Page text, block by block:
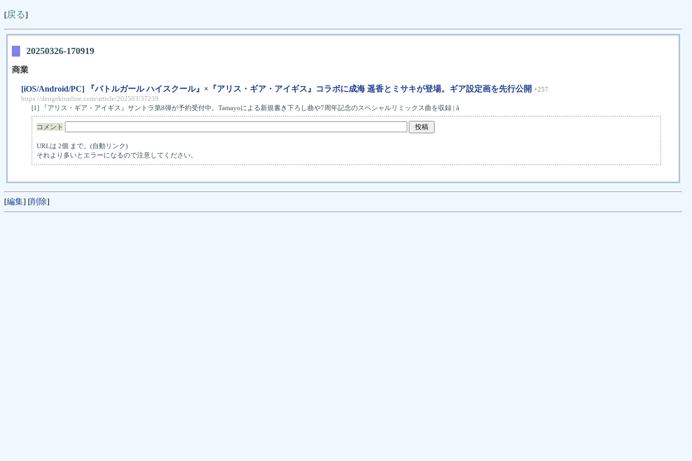
[戻る]
20250326-170919
商業
[iOS/Android/PC] 『バトルガール ハイスクール』×『アリス・ギア・アイギス』コラボに成海 遥香とミサキが登場。ギア設定画を先行公開 +257
https://dengekionline.com/article/202503/37239
[1] 『アリス・ギア・アイギス』サントラ第8弾が予約受付中。Tamayoによる新規書き下ろし曲や7周年記念のスペシャルリミックス曲を収録 | â
コメント
URLは 2個 まで。(自動リンク)
それより多いとエラーになるので注意してください。
[編集] [削除]